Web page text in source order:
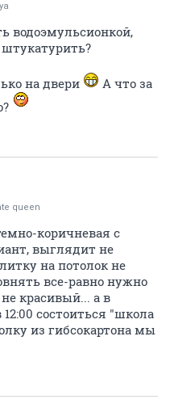
водоэмульсионкой,
на двери
А что за
queen
коричневая с
выглядит не
на потолок не
все-равно нужно
красивый... а в
состоиться "школа
из гибсокартона мы